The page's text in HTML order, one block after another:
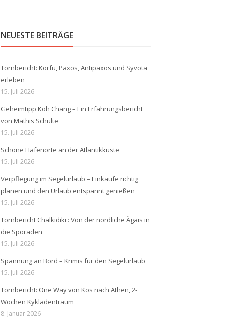
NEUESTE BEITRÄGE
Törnbericht: Korfu, Paxos, Antipaxos und Syvota
erleben
15. Juli 2026
Geheimtipp Koh Chang – Ein Erfahrungsbericht
von Mathis Schulte
15. Juli 2026
Schöne Hafenorte an der Atlantikküste
15. Juli 2026
Verpflegung im Segelurlaub – Einkäufe richtig
planen und den Urlaub entspannt genießen
15. Juli 2026
Törnbericht Chalkidiki : Von der nördliche Ägais in
die Sporaden
15. Juli 2026
Spannung an Bord – Krimis für den Segelurlaub
15. Juli 2026
Törnbericht: One Way von Kos nach Athen, 2-
Wochen Kykladentraum
8. Januar 2026